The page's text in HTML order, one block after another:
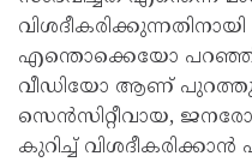
എന്തൊക്കെയോ പറഞ്ഞ്
വീഡിയോ ആണ്
സെന്‍സിറ്റീവായ,
കുറിച്ച്